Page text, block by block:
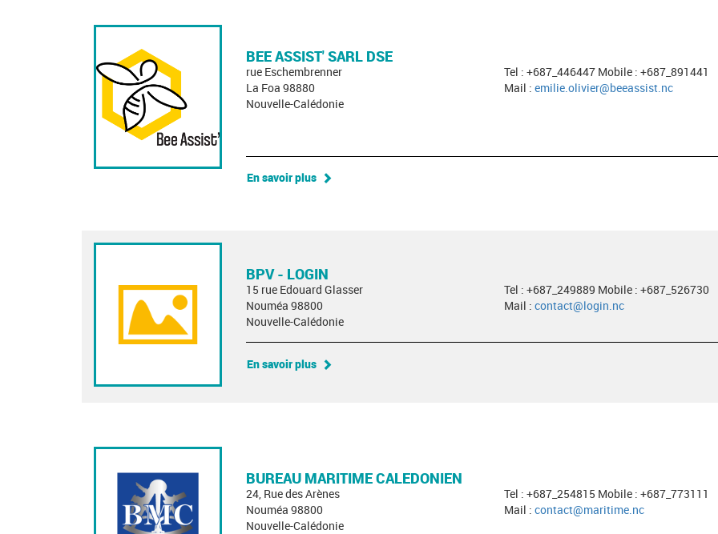
BEE ASSIST' SARL DSE
rue Eschembrenner
La Foa 98880
Nouvelle-Calédonie
Tel : +687_446447 Mobile : +687_891441
Mail : emilie.olivier@beeassist.nc
En savoir plus
BPV - LOGIN
15 rue Edouard Glasser
Nouméa 98800
Nouvelle-Calédonie
Tel : +687_249889 Mobile : +687_526730
Mail : contact@login.nc
En savoir plus
BUREAU MARITIME CALEDONIEN
24, Rue des Arènes
Nouméa 98800
Nouvelle-Calédonie
Tel : +687_254815 Mobile : +687_773111
Mail : contact@maritime.nc